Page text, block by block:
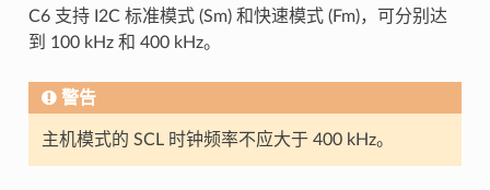
C6 支持 I2C 标准模式 (Sm) 和快速模式 (Fm)，可分别达
到 100 kHz 和 400 kHz。
警告
主机模式的 SCL 时钟频率不应大于 400 kHz。